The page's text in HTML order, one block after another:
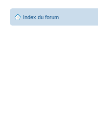
Index du forum